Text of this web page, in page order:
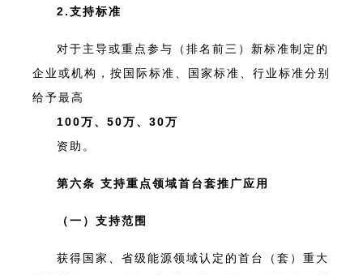
2.支持标准
对于主导或重点参与（排名前三）新标准制定的
企业或机构，按国际标准、国家标准、行业标准分别
给予最高
100万、50万、30万
资助。
第六条 支持重点领域首台套推广应用
（一）支持范围
获得国家、省级能源领域认定的首台（套）重大